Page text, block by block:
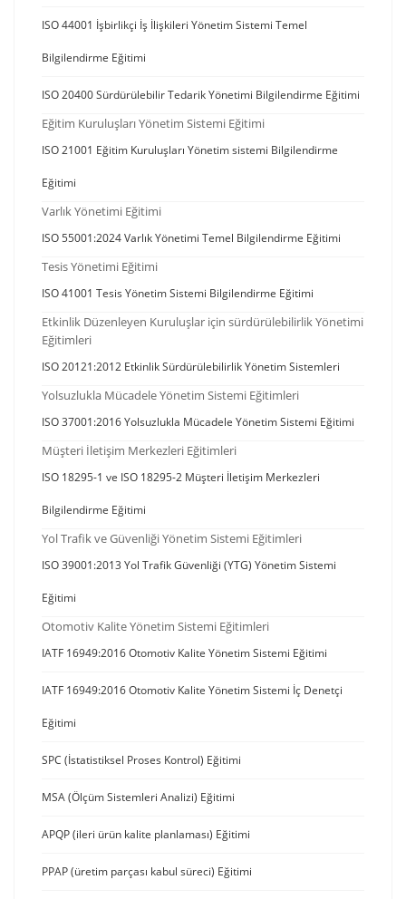
ISO 44001 İşbirlikçi İş İlişkileri Yönetim Sistemi Temel
Bilgilendirme Eğitimi
ISO 20400 Sürdürülebilir Tedarik Yönetimi Bilgilendirme Eğitimi
Eğitim Kuruluşları Yönetim Sistemi Eğitimi
ISO 21001 Eğitim Kuruluşları Yönetim sistemi Bilgilendirme
Eğitimi
Varlık Yönetimi Eğitimi
ISO 55001:2024 Varlık Yönetimi Temel Bilgilendirme Eğitimi
Tesis Yönetimi Eğitimi
ISO 41001 Tesis Yönetim Sistemi Bilgilendirme Eğitimi
Etkinlik Düzenleyen Kuruluşlar için sürdürülebilirlik Yönetimi
Eğitimleri
ISO 20121:2012 Etkinlik Sürdürülebilirlik Yönetim Sistemleri
Yolsuzlukla Mücadele Yönetim Sistemi Eğitimleri
ISO 37001:2016 Yolsuzlukla Mücadele Yönetim Sistemi Eğitimi
Müşteri İletişim Merkezleri Eğitimleri
ISO 18295-1 ve ISO 18295-2 Müşteri İletişim Merkezleri
Bilgilendirme Eğitimi
Yol Trafik ve Güvenliği Yönetim Sistemi Eğitimleri
ISO 39001:2013 Yol Trafik Güvenliği (YTG) Yönetim Sistemi
Eğitimi
Otomotiv Kalite Yönetim Sistemi Eğitimleri
IATF 16949:2016 Otomotiv Kalite Yönetim Sistemi Eğitimi
IATF 16949:2016 Otomotiv Kalite Yönetim Sistemi İç Denetçi
Eğitimi
SPC (İstatistiksel Proses Kontrol) Eğitimi
MSA (Ölçüm Sistemleri Analizi) Eğitimi
APQP (ileri ürün kalite planlaması) Eğitimi
PPAP (üretim parçası kabul süreci) Eğitimi